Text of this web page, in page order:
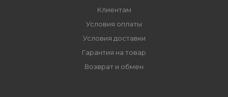
Клиентам
Условия оплаты
Условия доставки
Гарантия на товар
Возврат и обмен